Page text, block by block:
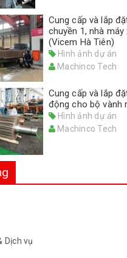
Cung cấp và lắp
chuyền 1, nhà
(Vicem Hà Tiên)
Hình ảnh dự án
Machinco Tech
Cung cấp và lắp
động cho bộ vành
Hình ảnh dự án
Machinco Tech
Dịch vụ